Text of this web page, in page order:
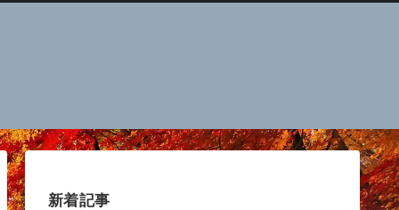
新着記事